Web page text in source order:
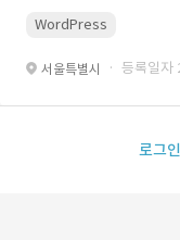
WordPress
서울특별시 · 등록일자
로그인